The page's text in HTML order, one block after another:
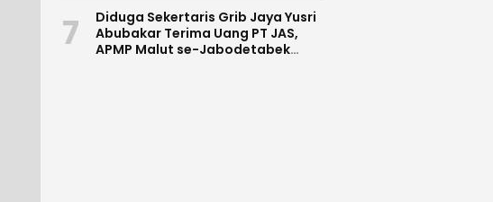
7
Diduga Sekertaris Grib Jaya Yusri
Abubakar Terima Uang PT JAS,
APMP Malut se-Jabodetabek